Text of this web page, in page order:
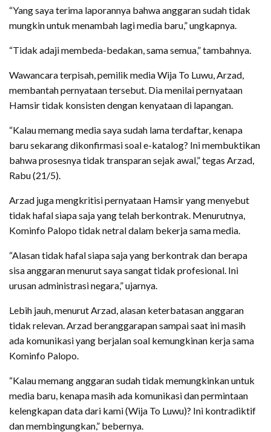
“Yang saya terima laporannya bahwa anggaran sudah tidak
mungkin untuk menambah lagi media baru,” ungkapnya.
“Tidak adaji membeda-bedakan, sama semua,” tambahnya.
Wawancara terpisah, pemilik media Wija To Luwu, Arzad,
membantah pernyataan tersebut. Dia menilai pernyataan
Hamsir tidak konsisten dengan kenyataan di lapangan.
“Kalau memang media saya sudah lama terdaftar, kenapa
baru sekarang dikonfirmasi soal e-katalog? Ini membuktikan
bahwa prosesnya tidak transparan sejak awal,” tegas Arzad,
Rabu (21/5).
Arzad juga mengkritisi pernyataan Hamsir yang menyebut
tidak hafal siapa saja yang telah berkontrak. Menurutnya,
Kominfo Palopo tidak netral dalam bekerja sama media.
“Alasan tidak hafal siapa saja yang berkontrak dan berapa
sisa anggaran menurut saya sangat tidak profesional. Ini
urusan administrasi negara,” ujarnya.
Lebih jauh, menurut Arzad, alasan keterbatasan anggaran
tidak relevan. Arzad beranggarapan sampai saat ini masih
ada komunikasi yang berjalan soal kemungkinan kerja sama
Kominfo Palopo.
“Kalau memang anggaran sudah tidak memungkinkan untuk
media baru, kenapa masih ada komunikasi dan permintaan
kelengkapan data dari kami (Wija To Luwu)? Ini kontradiktif
dan membingungkan,” bebernya.